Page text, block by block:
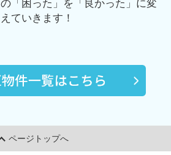
の「困った」を「良かった」に変
えていきます！
ページトップへ